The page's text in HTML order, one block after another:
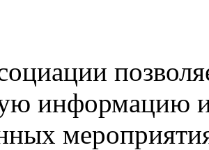
информацию и